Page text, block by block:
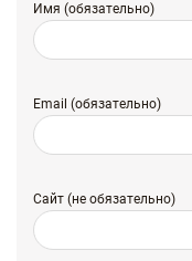
Имя (обязательно)
Email (обязательно)
Сайт (не обязательно)